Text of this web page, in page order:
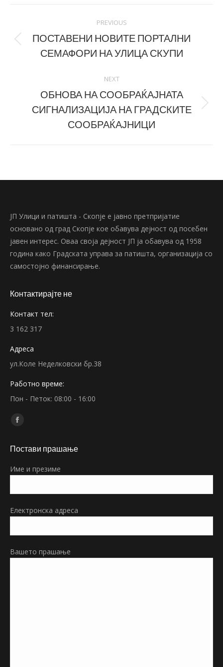
navigation
PREVIOUS
Previous
post:
ПОСТАВЕНИ НОВИТЕ ПОРТАЛНИ
СЕМАФОРИ НА УЛИЦА СКУПИ
NEXT
Next
post:
ОБНОВА НА СООБРАЌАЈНАТА
СИГНАЛИЗАЦИЈА НА ГРАДСКИТЕ
СООБРАЌАЈНИЦИ
ЈП Улици и патишта - Скопје е јавно претпријатие
основано од град Скопје кое обавува дејност од посебен
јавен интерес. Оваа своја дејност ЈП ја обавува од 1958
година како Градската управа за патишта, организација со
самостојно финансирање.
Контактирајте не
Контакт тел:
3 162 317
Адреса
ул.Коле Неделковски бр.38
Работно време:
Пон - Петок: 08:00 - 16:00
Find us on:
Facebook
opens
new
Постави прашање
Име и презиме
Електронска адреса
Вашето прашање